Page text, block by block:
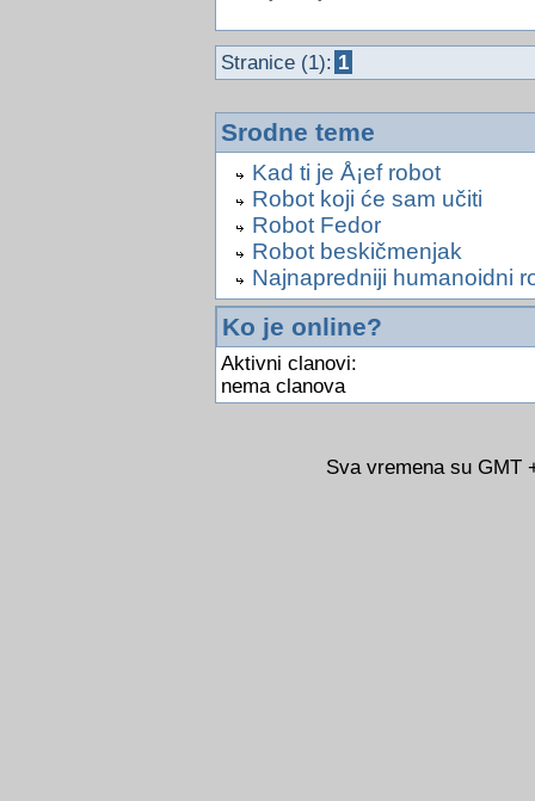
Stranice (1): 1
Srodne teme
Kad ti je Å¡ef robot
Robot koji će sam učiti
Robot Fedor
Robot beskičmenjak
Najnapredniji humanoidni
Ko je online?
Aktivni clanovi:
nema clanova
Sva vremena su GMT